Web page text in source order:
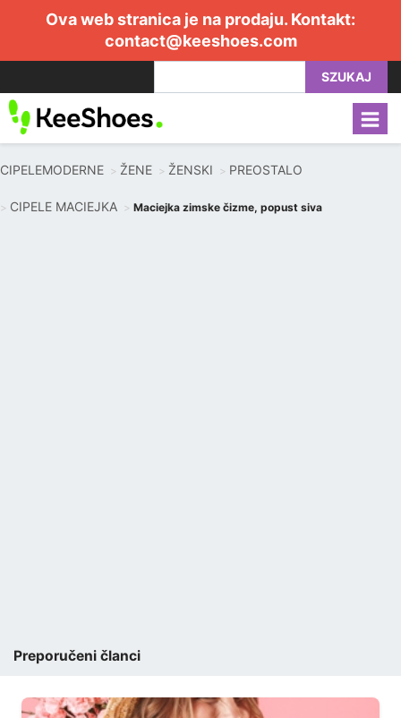
Ova web stranica je na prodaju. Kontakt:
contact@keeshoes.com
SZUKAJ
CIPELEMODERNE ŽENE ŽENSKI PREOSTALO
CIPELE MACIEJKA Maciejka zimske čizme, popust siva
Preporučeni članci